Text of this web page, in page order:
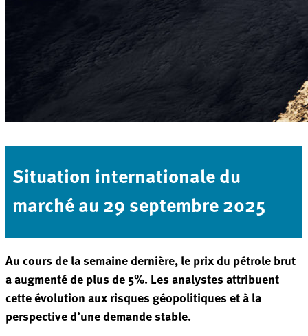
Situation internationale du
marché au 29 septembre 2025
Au cours de la semaine dernière, le prix du pétrole brut
a augmenté de plus de 5%. Les analystes attribuent
cette évolution aux risques géopolitiques et à la
perspective d’une demande stable.